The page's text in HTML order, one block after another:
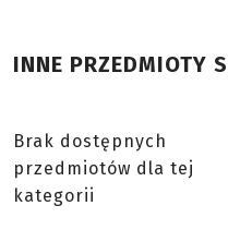
INNE PRZEDMIOTY
Brak dostępnych
przedmiotów dla tej
kategorii